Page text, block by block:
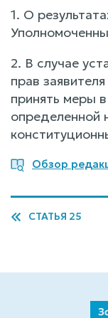
1. О
2. В случае
прав
принять меры
Обзор
СТАТЬЯ 25